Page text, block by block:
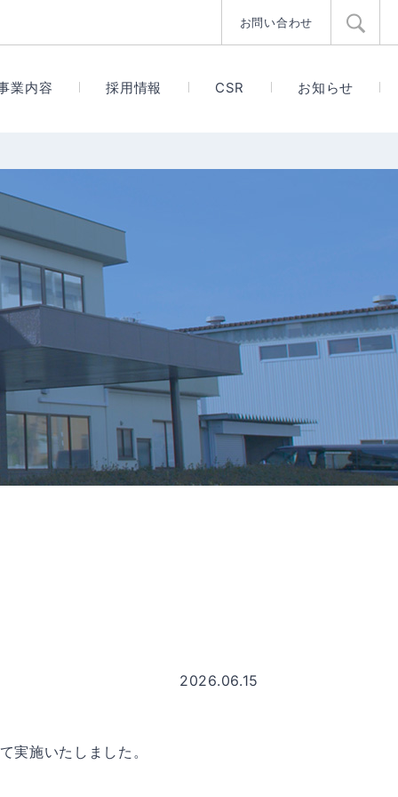
お問い合わせ
業内容 採用情報 CSR お知らせ
2026.06.15
実施いたしました。